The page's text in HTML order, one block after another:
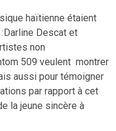
haïtienne étaient
Descat et
non
509 veulent montrer
aussi pour témoigner
par rapport à cet
la jeune sincère à